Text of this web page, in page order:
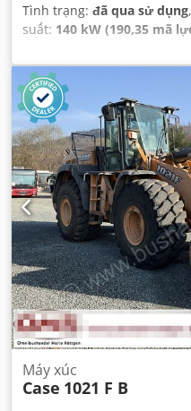
Tình trạng: đã qua sử dụng
suất: 140 kW (190,35 mã
,
Máy xúc
Case 1021 F B